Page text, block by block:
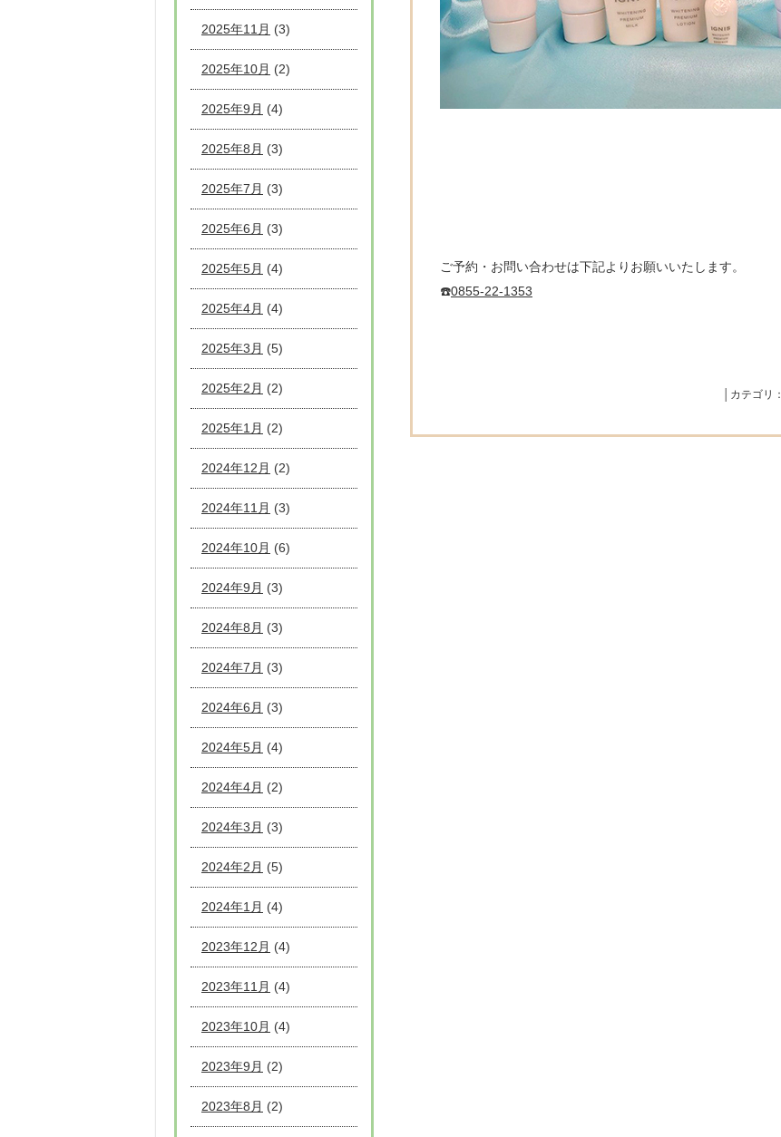
ご予約・お問い合わせは下記よりお願いいたします。
☎️0855-22-1353
│カテゴリ：
2025年11月 (3)
2025年10月 (2)
2025年9月 (4)
2025年8月 (3)
2025年7月 (3)
2025年6月 (3)
2025年5月 (4)
2025年4月 (4)
2025年3月 (5)
2025年2月 (2)
2025年1月 (2)
2024年12月 (2)
2024年11月 (3)
2024年10月 (6)
2024年9月 (3)
2024年8月 (3)
2024年7月 (3)
2024年6月 (3)
2024年5月 (4)
2024年4月 (2)
2024年3月 (3)
2024年2月 (5)
2024年1月 (4)
2023年12月 (4)
2023年11月 (4)
2023年10月 (4)
2023年9月 (2)
2023年8月 (2)